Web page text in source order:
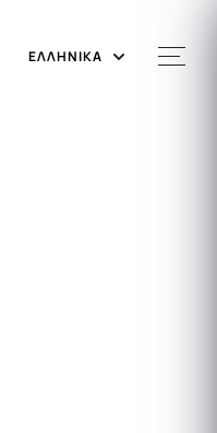
ΕΛΛΗΝΙΚΑ